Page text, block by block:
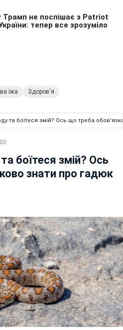
їжа Здоров'я
та боїтеся змій? Ось що треба
боїтеся змій? Ось
знати про гадюк